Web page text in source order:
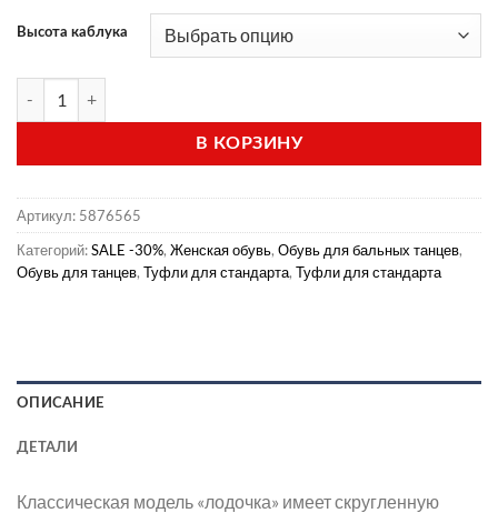
Высота каблука
В КОРЗИНУ
Артикул: 5876565
Категорий:SALE -30%, Женская обувь, Обувь для бальных танцев,
Обувь для танцев, Туфли для стандарта, Туфли для стандарта
ОПИСАНИЕ
ДЕТАЛИ
Классическая модель «лодочка» имеет скругленную